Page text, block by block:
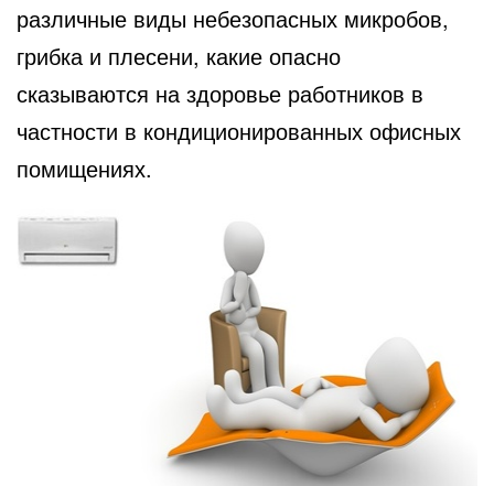
различные виды небезопасных микробов,
грибка и плесени, какие опасно
сказываются на здоровье работников в
частности в кондиционированных офисных
помищениях.